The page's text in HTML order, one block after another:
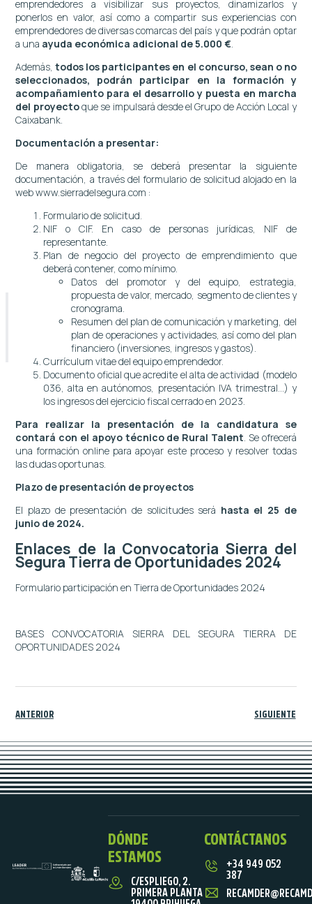
emprendedores a visibilizar sus proyectos, dinamizarlos y
ponerlos en valor, así como a compartir sus experiencias con
emprendedores de diversas comarcas del país y que podrán optar
a una ayuda económica adicional de 5.000 €.
Además,todos los participantes en el concurso, sean o no
seleccionados, podrán participar en la formación y
acompañamiento para el desarrollo y puesta en marcha
del proyectoque se impulsará desde el Grupo de Acción Local y
Caixabank.
Documentación a presentar:
De manera obligatoria, se deberá presentar la siguiente
documentación, a través del formulario de solicitud alojado en la
web www.sierradelsegura.com :
Formulario de solicitud.
NIF o CIF. En caso de personas jurídicas, NIF de
representante.
Plan de negocio del proyecto de emprendimiento que
deberá contener, como mínimo.
Datos del promotor y del equipo, estrategia,
propuesta de valor, mercado, segmento de clientes y
cronograma.
Resumen del plan de comunicación y marketing, del
plan de operaciones y actividades, así como del plan
financiero (inversiones, ingresos y gastos).
Currículum vitae del equipo emprendedor.
Documento oficial que acredite el alta de actividad (modelo
036, alta en autónomos, presentación IVA trimestral…) y
los ingresos del ejercicio fiscal cerrado en 2023.
Para realizar la presentación de la candidatura se
contará con el apoyo técnico de Rural Talent. Se ofrecerá
una formación online para apoyar este proceso y resolver todas
las dudas oportunas.
Plazo de presentación de proyectos
El plazo de presentación de solicitudes será hasta el 25 de
junio de 2024.
Enlaces de la Convocatoria Sierra del
Segura Tierra de Oportunidades 2024
Formulario participación en Tierra de Oportunidades 2024
BASES CONVOCATORIA SIERRA DEL SEGURA TIERRA DE
OPORTUNIDADES 2024
ANTERIOR SIGUIENTE
DÓNDE
ESTAMOS
C/ESPLIEGO, 2.
PRIMERA PLANTA
CONTÁCTANOS
+34 949 052
387